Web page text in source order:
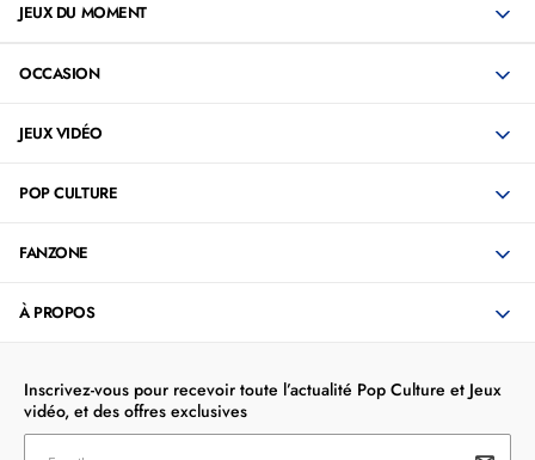
JEUX DU MOMENT
OCCASION
JEUX VIDÉO
POP CULTURE
FANZONE
À PROPOS
Inscrivez-vous pour recevoir toute l’actualité Pop Culture et Jeux
vidéo, et des offres exclusives